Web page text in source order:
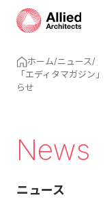
ホーム/ニュース/
「エディタマガジン
らせ
News
ニュース